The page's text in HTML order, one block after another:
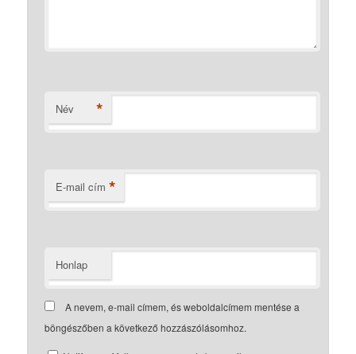
Név *
E-mail cím *
Honlap
A nevem, e-mail címem, és weboldalcímem mentése a
böngészőben a következő hozzászólásomhoz.